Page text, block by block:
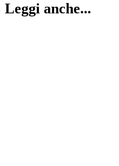
Leggi anche...